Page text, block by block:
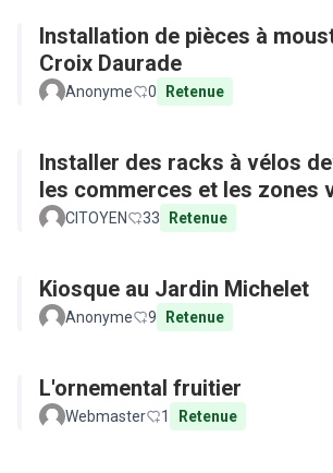
Installation de pièces à
Croix Daurade
Anonyme 0 Retenue
Installer des racks à vélos
les commerces et les zones
CITOYEN 33 Retenue
Kiosque au Jardin Michelet
Anonyme 9 Retenue
L'ornemental fruitier
Webmaster 1 Retenue